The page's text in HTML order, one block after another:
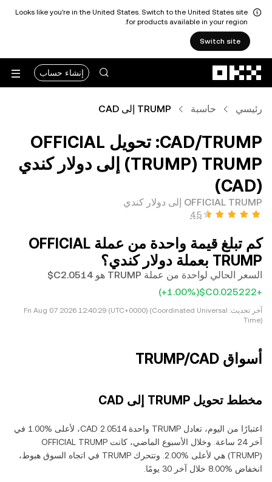
Looks like you're in the United States. Switch to the United States site
for products available in your region.
Switch site
إنشاء حساب
رئيسي حاسبة TRUMP إلى CAD
‏TRUMP/‏CAD: تحويل ‏OFFICIAL
TRUMP (‏TRUMP) إلى ‏دولار كندي
(‏CAD)
OFFICIAL TRUMP إلى دولار كندي
كم تبلغ قيمة واحدة من عملة ‏OFFICIAL
TRUMP بعملة ‏دولار كندي؟
السعر الحالي لواحدة من عملة TRUMP هو ‏‎‏‎2.0514‏‏C$‏
(‏‎+1.00‎%‎‏)
آخر تحديث: Fri Aug 07 2026 12:40:29 (UTC+0000) (Coordinated Universal
Time)
أسواق TRUMP/CAD
مخطط تحويل TRUMP إلى CAD
اعتبارًا من اليوم، تعادل TRUMP واحدة ‏‎‏‎2.0514‏‏ CAD‏، لأعلى‏ ‏‎1.00‎%‎‏ في
(TRUMP) هي لأعلى‏ ‏‎2.00‎%‎‏. وتتحرك TRUMP في اتجاه السوق هبوط‏،
انخفاض‏ ‏‎8.00‎%‎‏ خلال آخر 30 يومًا.